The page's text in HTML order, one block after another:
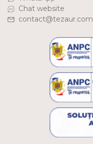
Chat website
contact@tezaur.com